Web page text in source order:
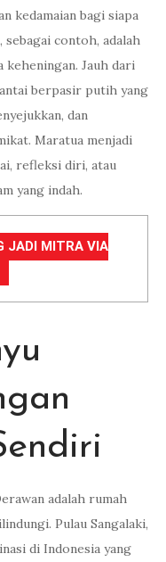
kedamaian bagi siapa
sebagai contoh, adalah
Jauh dari
berpasir putih yang
dan
Maratua menjadi
refleksi diri, atau
yang indah.
JADI MITRA VIA
adalah rumah
Pulau Sangalaki,
di Indonesia yang